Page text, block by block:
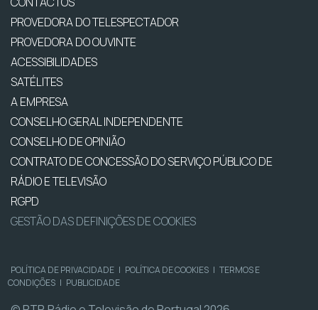
PROVEDORA DO TELESPECTADOR
PROVEDORA DO OUVINTE
ACESSIBILIDADES
SATÉLITES
A EMPRESA
CONSELHO GERAL INDEPENDENTE
CONSELHO DE OPINIÃO
CONTRATO DE CONCESSÃO DO SERVIÇO PÚBLICO DE
RÁDIO E TELEVISÃO
RGPD
GESTÃO DAS DEFINIÇÕES DE COOKIES
POLÍTICA DE PRIVACIDADE | POLÍTICA DE COOKIES | TERMOS E
CONDIÇÕES | PUBLICIDADE